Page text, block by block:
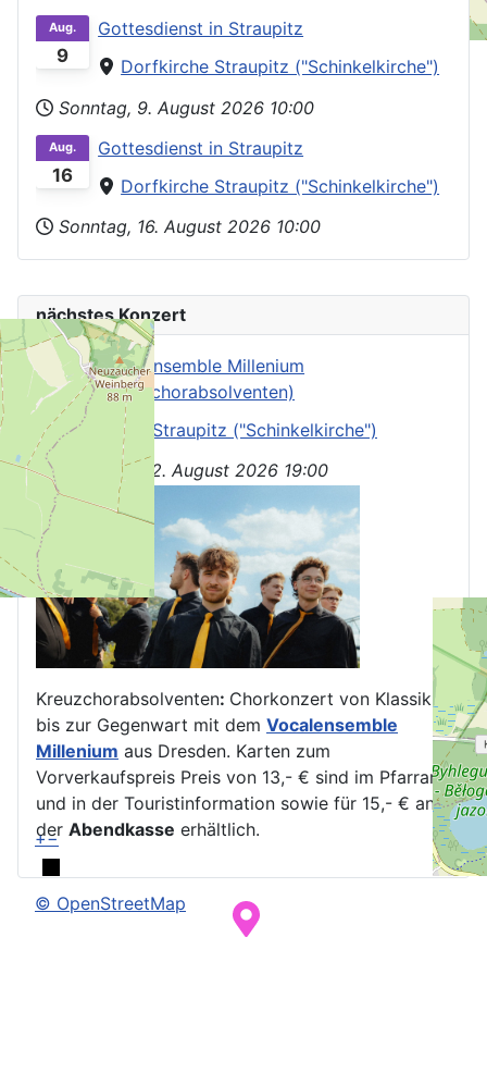
nächstes Konzert
22
Aug.
Vocalensemble Millenium
(Kreuzchorabsolventen)
Dorfkirche Straupitz ("Schinkelkirche")
Samstag, 22. August 2026 19:00
Kreuzchorabsolventen: Chorkonzert von Klassik
bis zur Gegenwart mit dem Vocalensemble
Millenium aus Dresden. Karten zum
Vorverkaufspreis Preis von 13,- € sind im Pfarramt
und in der Touristinformation sowie für 15,- € an
der Abendkasse erhältlich.
+−
© OpenStreetMap
9
Aug.
Gottesdienst in Straupitz
Dorfkirche Straupitz ("Schinkelkirche")
Sonntag, 9. August 2026 10:00
16
Aug.
Gottesdienst in Straupitz
Dorfkirche Straupitz ("Schinkelkirche")
Sonntag, 16. August 2026 10:00